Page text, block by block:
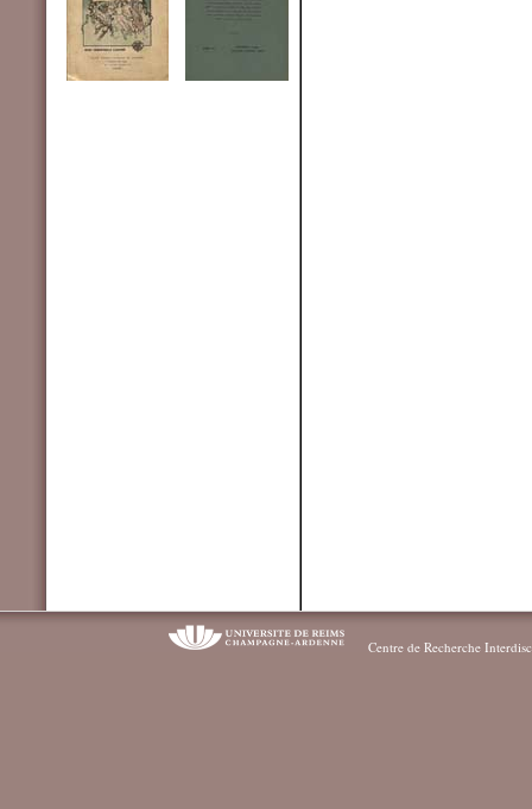
Centre de Recherche